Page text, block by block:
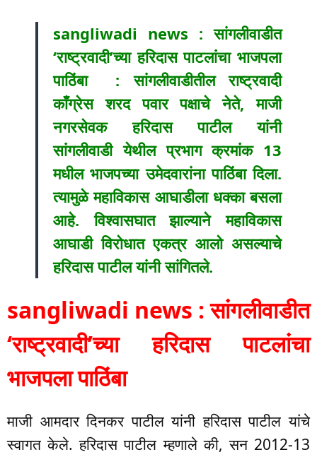
sangliwadi news : सांगलीवाडीत
‘राष्ट्रवादी’च्या हरिदास पाटलांचा भाजपला
पाठिंबा : सांगलीवाडीतील राष्ट्रवादी
काँग्रेस शरद पवार पक्षाचे नेते, माजी
नगरसेवक हरिदास पाटील यांनी
सांगलीवाडी येथील प्रभाग क्रमांक 13
मधील भाजपच्या उमेदवारांना पाठिंबा दिला.
त्यामुळे महाविकास आघाडीला धक्का बसला
आहे. विश्वासघात झाल्याने महाविकास
आघाडी विरोधात एकत्र आलो असल्याचे
हरिदास पाटील यांनी सांगितले.
sangliwadi news : सांगलीवाडीत
‘राष्ट्रवादी’च्या हरिदास पाटलांचा
भाजपला पाठिंबा
माजी आमदार दिनकर पाटील यांनी हरिदास पाटील यांचे
स्वागत केले. हरिदास पाटील म्हणाले की, सन 2012-13